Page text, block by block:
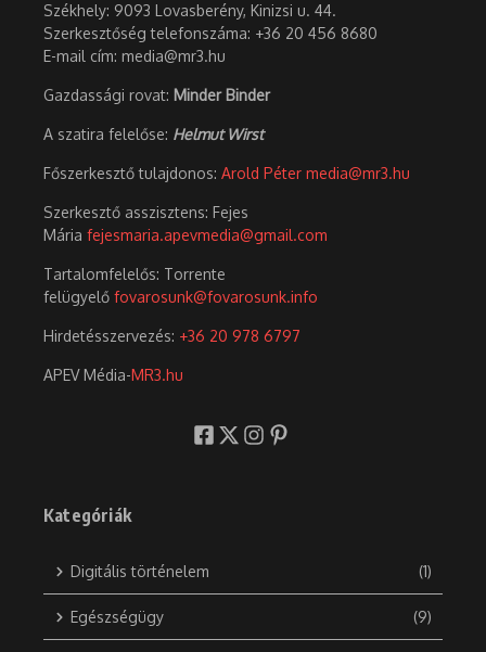
Székhely: 9093 Lovasberény, Kinizsi u. 44.
Szerkesztőség telefonszáma: +36 20 456 8680
E-mail cím: media@mr3.hu
Gazdassági rovat: Minder Binder
A szatira felelőse: Helmut Wirst
Főszerkesztő tulajdonos: Arold Péter media@mr3.hu
Szerkesztő asszisztens: Fejes
Mária fejesmaria.apevmedia@gmail.com
Tartalomfelelős: Torrente
felügyelő fovarosunk@fovarosunk.info
Hirdetésszervezés: +36 20 978 6797
APEV Média-MR3.hu
Kategóriák
Digitális történelem (1)
Egészségügy (9)